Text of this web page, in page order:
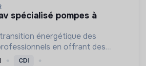
énergétique des
en offrant des
de rénovation (CVC, solaire,
CDI